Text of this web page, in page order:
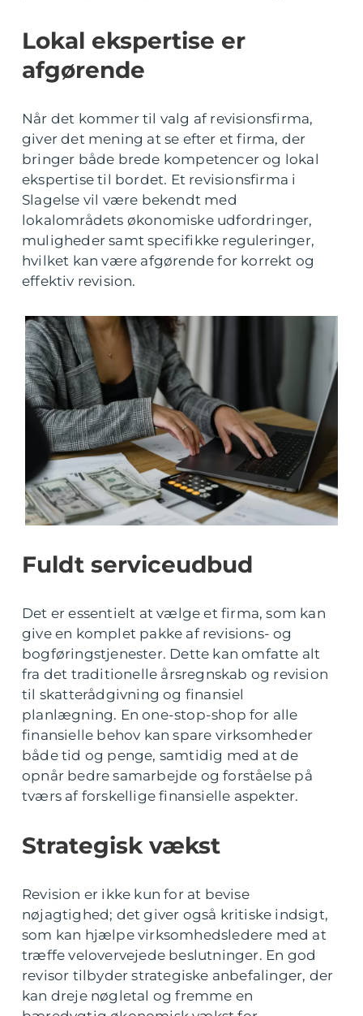
Lokal ekspertise er
afgørende
Når det kommer til valg af revisionsfirma,
giver det mening at se efter et firma, der
bringer både brede kompetencer og lokal
ekspertise til bordet. Et revisionsfirma i
Slagelse vil være bekendt med
lokalområdets økonomiske udfordringer,
muligheder samt specifikke reguleringer,
hvilket kan være afgørende for korrekt og
effektiv revision.
Fuldt serviceudbud
Det er essentielt at vælge et firma, som kan
give en komplet pakke af revisions- og
bogføringstjenester. Dette kan omfatte alt
fra det traditionelle årsregnskab og revision
til skatterådgivning og finansiel
planlægning. En one-stop-shop for alle
finansielle behov kan spare virksomheder
både tid og penge, samtidig med at de
opnår bedre samarbejde og forståelse på
tværs af forskellige finansielle aspekter.
Strategisk vækst
Revision er ikke kun for at bevise
nøjagtighed; det giver også kritiske indsigt,
som kan hjælpe virksomhedsledere med at
træffe velovervejede beslutninger. En god
revisor tilbyder strategiske anbefalinger, der
kan dreje nøgletal og fremme en